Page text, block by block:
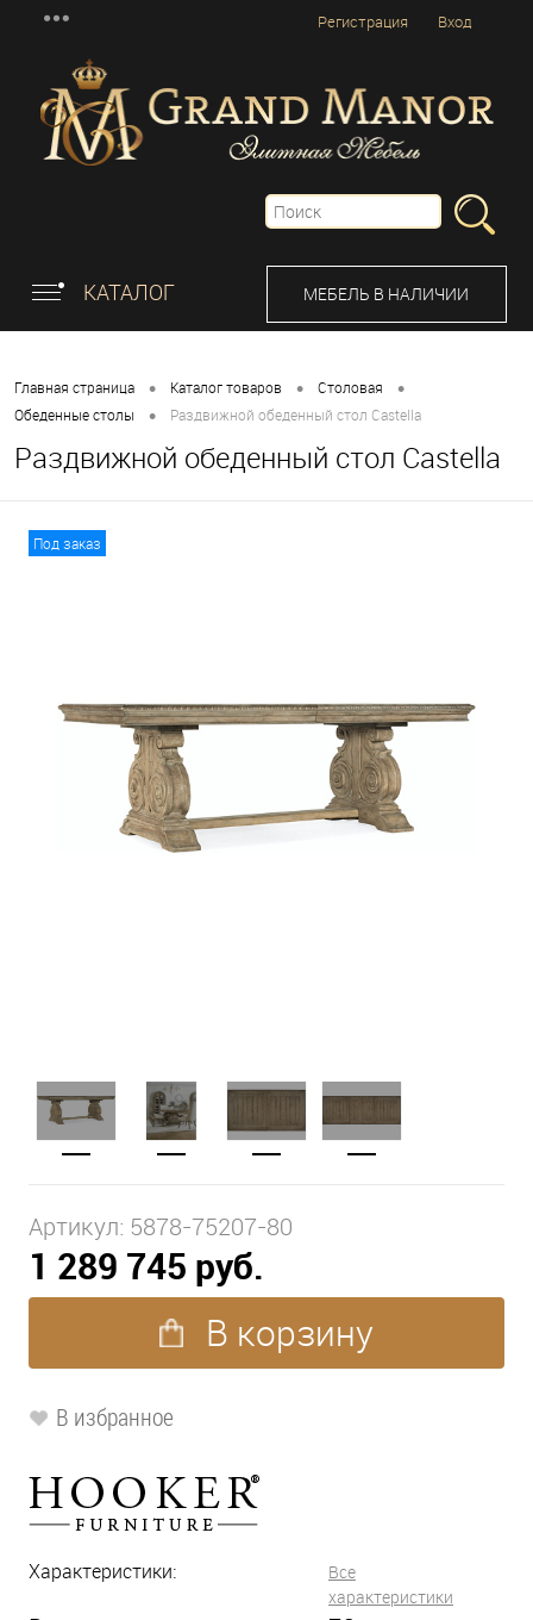
Вход
Регистрация
КАТАЛОГ МЕБЕЛЬ В НАЛИЧИИ
Главная страница • Каталог товаров • Столовая •
Обеденные столы • Раздвижной обеденный стол Castella
Раздвижной обеденный стол Castella
Под заказ
Артикул: 5878-75207-80
1 289 745 руб.
В корзину
В избранное
Характеристики:
Все
характеристики